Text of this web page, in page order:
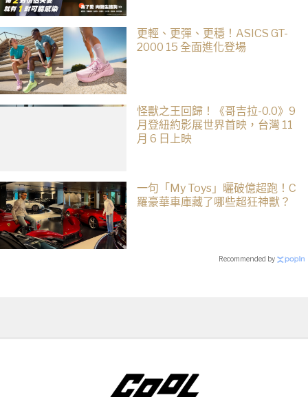
更輕、更彈、更穩！ASICS GT-
2000 15 全面進化登場
怪獸之王回歸！《哥吉拉-0.0》9
月登紐約影展世界首映，台灣 11
月 6 日上映
一句「My Toys」曬破億超跑！C
羅豪華車庫藏了哪些超狂神獸？
Recommended by